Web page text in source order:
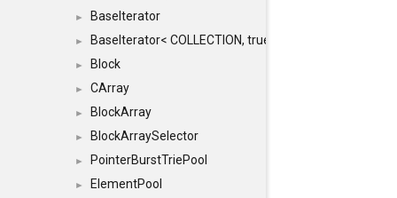
► BaseIterator
► BaseIterator< COLLECTION, true >
► Block
► CArray
► BlockArray
► BlockArraySelector
► PointerBurstTriePool
► ElementPool